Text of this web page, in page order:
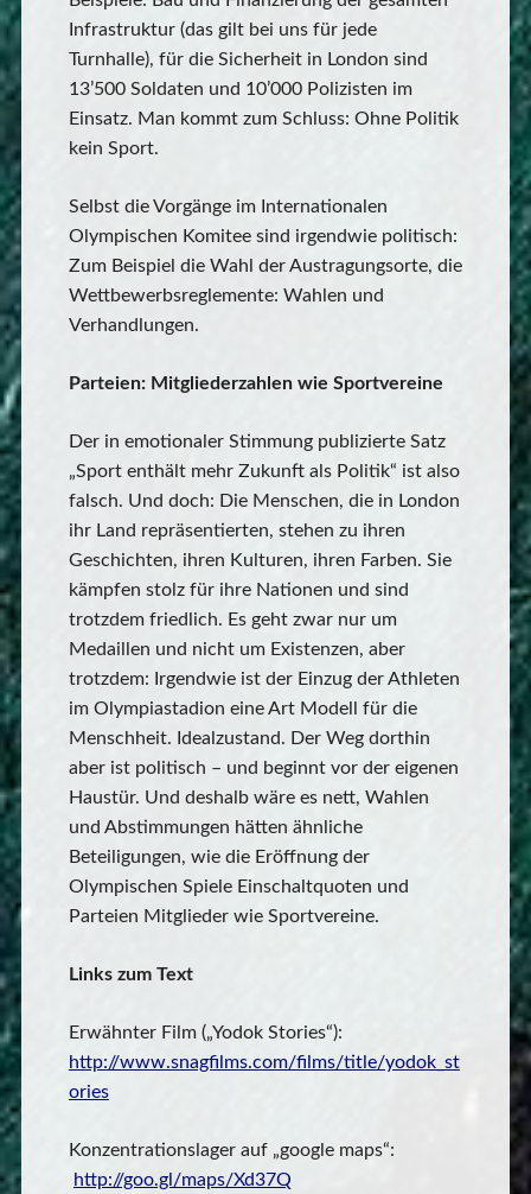
Infrastruktur (das gilt bei uns für jede
Turnhalle), für die Sicherheit in London sind
13’500 Soldaten und 10’000 Polizisten im
Einsatz. Man kommt zum Schluss: Ohne Politik
kein Sport.
Selbst die Vorgänge im Internationalen
Olympischen Komitee sind irgendwie politisch:
Zum Beispiel die Wahl der Austragungsorte, die
Wettbewerbsreglemente: Wahlen und
Verhandlungen.
Parteien: Mitgliederzahlen wie Sportvereine
Der in emotionaler Stimmung publizierte Satz
„Sport enthält mehr Zukunft als Politik“ ist also
falsch. Und doch: Die Menschen, die in London
ihr Land repräsentierten, stehen zu ihren
Geschichten, ihren Kulturen, ihren Farben. Sie
kämpfen stolz für ihre Nationen und sind
trotzdem friedlich. Es geht zwar nur um
Medaillen und nicht um Existenzen, aber
trotzdem: Irgendwie ist der Einzug der Athleten
im Olympiastadion eine Art Modell für die
Menschheit. Idealzustand. Der Weg dorthin
aber ist politisch – und beginnt vor der eigenen
Haustür. Und deshalb wäre es nett, Wahlen
und Abstimmungen hätten ähnliche
Beteiligungen, wie die Eröffnung der
Olympischen Spiele Einschaltquoten und
Parteien Mitglieder wie Sportvereine.
Links zum Text
Erwähnter Film („Yodok Stories“):
http://www.snagfilms.com/films/title/yodok_st
ories
Konzentrationslager auf „google maps“:
http://goo.gl/maps/Xd37Q